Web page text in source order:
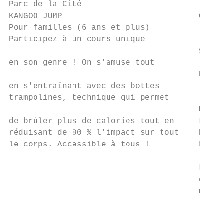
Parc de la Cité
KANGOO JUMP
Pour familles (6 ans et plus)
Participez à un cours unique
9
en son genre ! On s'amuse tout
en s'entraînant avec des bottes
trampolines, technique qui permet
de brûler plus de calories tout en
réduisant de 80 % l'impact sur tout
le corps. Accessible à tous !